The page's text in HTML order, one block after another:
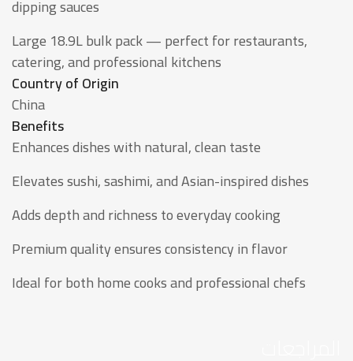
dipping sauces
Large 18.9L bulk pack — perfect for restaurants,
catering, and professional kitchens
Country of Origin
China
Benefits
Enhances dishes with natural, clean taste
Elevates sushi, sashimi, and Asian-inspired dishes
Adds depth and richness to everyday cooking
Premium quality ensures consistency in flavor
Ideal for both home cooks and professional chefs